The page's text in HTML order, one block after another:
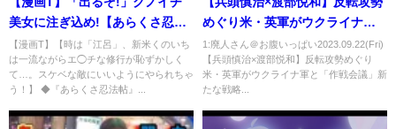
美女に注ぎ込め!【あらくさ忍法
帖 3話】｜夜のヤンアニ！
【漫画T】【時は「江呂」、新米くのいち
は一流ながらエ◯チな修行が恥ずかしく
て…。スケベな敵にいいようにやられちゃ
う！】 ◆『あらくさ忍法帖』...
めぐり米・英軍がウクライナ軍
と「作戦会議」新たな戦略・戦
術で意見対立も“支援国の圧
力”米国の本音【深層ＮＥＷＳ】
1:廃人さん＠お腹いっぱい2023.09.22(Fri)
【兵頭慎治×渡部悦和】反転攻勢めぐり
米・英軍がウクライナ軍と「作戦会議」新
たな戦略...